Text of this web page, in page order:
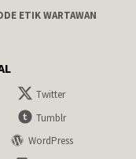
ETIK WARTAWAN
Twitter
Tumblr
WordPress